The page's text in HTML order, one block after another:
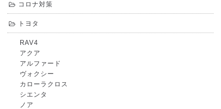
コロナ対策
トヨタ
RAV4
アクア
アルファード
ヴォクシー
カローラクロス
シエンタ
ノア